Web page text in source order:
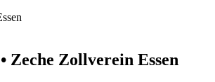
Zeche Zollverein Essen